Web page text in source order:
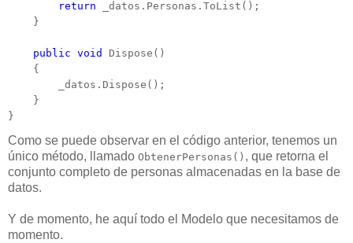
return _datos.Personas.ToList();
}
public void
Dispose()
{
_datos.Dispose();
}
}
Como se puede observar en el código anterior, tenemos un
único método, llamado ObtenerPersonas() , que retorna el
conjunto completo de personas almacenadas en la base de
datos.
Y de momento, he aquí todo el Modelo que necesitamos de
momento.